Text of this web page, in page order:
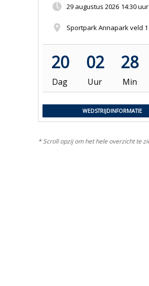
29 augustus 2026 14:30 uur
Sportpark Annapark veld 1
20
Dag
02
Uur
28
Min
WEDSTRIJDINFORMATIE